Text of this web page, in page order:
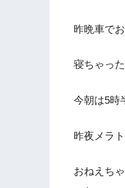
昨晩車で
寝ちゃっ
今朝は5時
昨夜メラ
おねえち